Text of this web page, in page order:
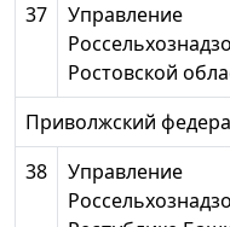
37
Управление
Ростовской
Приволжский
38
Управление